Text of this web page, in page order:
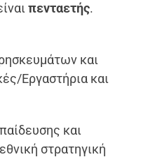
πενταετής.
και
Εργαστήρια και
και
στρατηγική